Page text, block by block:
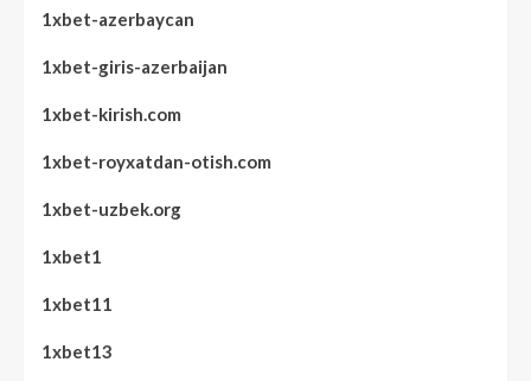
1xbet-azerbaycan
1xbet-giris-azerbaijan
1xbet-kirish.com
1xbet-royxatdan-otish.com
1xbet-uzbek.org
1xbet1
1xbet11
1xbet13